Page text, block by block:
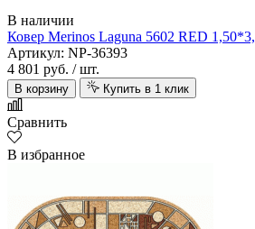
В наличии
Ковер Merinos Laguna 5602 RED
Артикул: NP-36393
4 801 руб. / шт.
В корзину Купить в 1 клик
Сравнить
В избранное